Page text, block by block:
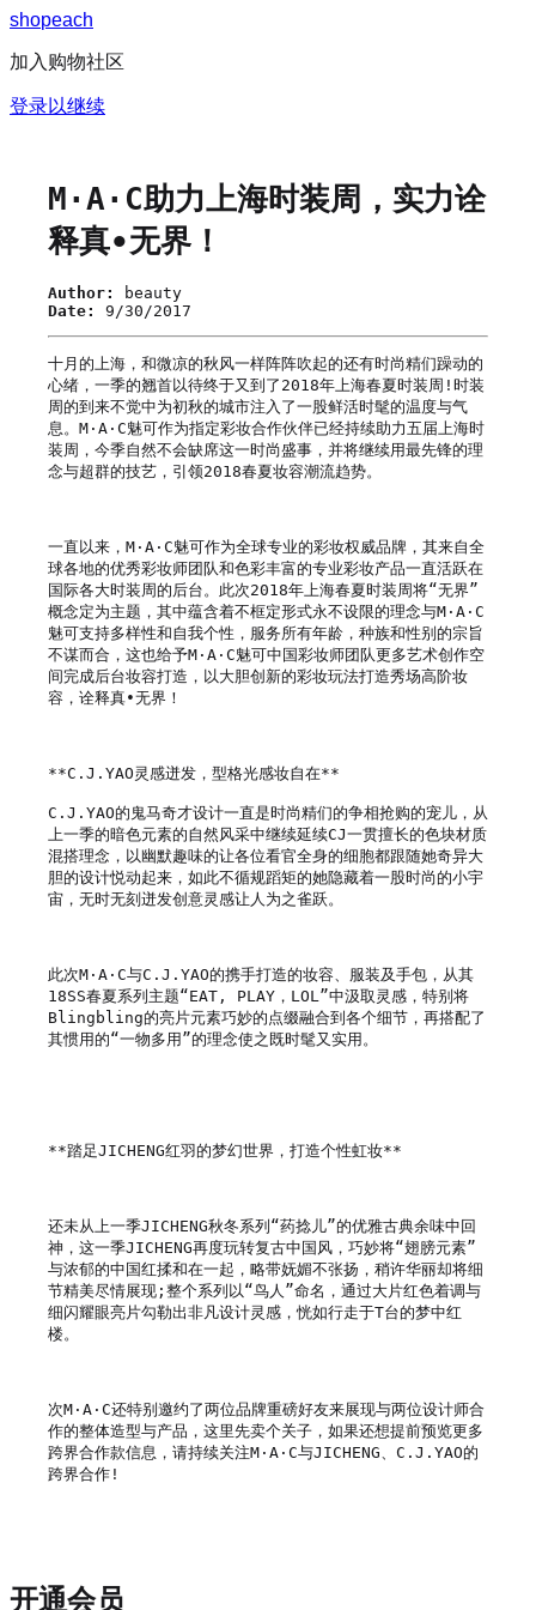
shopeach
加入购物社区
登录以继续
M·A·C助力上海时装周，实力诠
释真∙无界！
Author:
beauty
Date:
9/30/2017
十月的上海，和微凉的秋风一样阵阵吹起的还有时尚精们躁动的
心绪，一季的翘首以待终于又到了2018年上海春夏时装周!时装
周的到来不觉中为初秋的城市注入了一股鲜活时髦的温度与气
息。M·A·C魅可作为指定彩妆合作伙伴已经持续助力五届上海时
装周，今季自然不会缺席这一时尚盛事，并将继续用最先锋的理
念与超群的技艺，引领2018春夏妆容潮流趋势。
一直以来，M·A·C魅可作为全球专业的彩妆权威品牌，其来自全
球各地的优秀彩妆师团队和色彩丰富的专业彩妆产品一直活跃在
国际各大时装周的后台。此次2018年上海春夏时装周将“无界”
概念定为主题，其中蕴含着不框定形式永不设限的理念与M·A·C
魅可支持多样性和自我个性，服务所有年龄，种族和性别的宗旨
不谋而合，这也给予M·A·C魅可中国彩妆师团队更多艺术创作空
间完成后台妆容打造，以大胆创新的彩妆玩法打造秀场高阶妆
容，诠释真∙无界！
**C.J.YAO灵感迸发，型格光感妆自在**
C.J.YAO的鬼马奇才设计一直是时尚精们的争相抢购的宠儿，从
上一季的暗色元素的自然风采中继续延续CJ一贯擅长的色块材质
混搭理念，以幽默趣味的让各位看官全身的细胞都跟随她奇异大
胆的设计悦动起来，如此不循规蹈矩的她隐藏着一股时尚的小宇
宙，无时无刻迸发创意灵感让人为之雀跃。
此次M·A·C与C.J.YAO的携手打造的妆容、服装及手包，从其
18SS春夏系列主题“EAT, PLAY，LOL”中汲取灵感，特别将
Blingbling的亮片元素巧妙的点缀融合到各个细节，再搭配了
其惯用的“一物多用”的理念使之既时髦又实用。
**踏足JICHENG红羽的梦幻世界，打造个性虹妆**
还未从上一季JICHENG秋冬系列“药捻儿”的优雅古典余味中回
神，这一季JICHENG再度玩转复古中国风，巧妙将“翅膀元素”
与浓郁的中国红揉和在一起，略带妩媚不张扬，稍许华丽却将细
节精美尽情展现;整个系列以“鸟人”命名，通过大片红色着调与
细闪耀眼亮片勾勒出非凡设计灵感，恍如行走于T台的梦中红
楼。
次M·A·C还特别邀约了两位品牌重磅好友来展现与两位设计师合
作的整体造型与产品，这里先卖个关子，如果还想提前预览更多
跨界合作款信息，请持续关注M·A·C与JICHENG、C.J.YAO的
跨界合作!
开通会员